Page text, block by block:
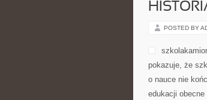
POSTED BY
pokazuje, że
o nauce nie
edukacji